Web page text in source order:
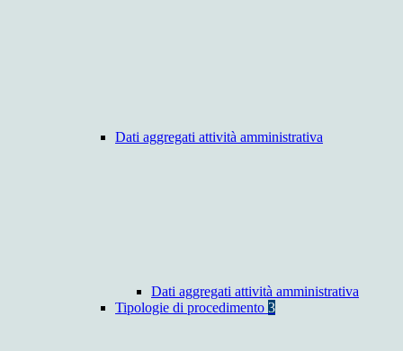
Dati aggregati attività amministrativa
Dati aggregati attività amministrativa
Tipologie di procedimento 3